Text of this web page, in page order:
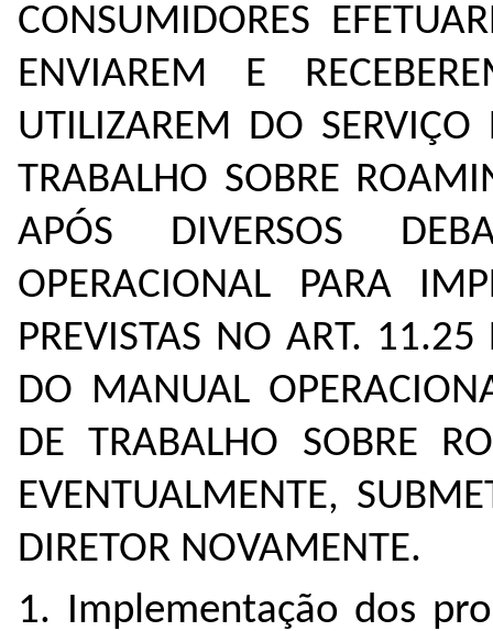
CONSUMIDORES
ENVIAREM E
UTILIZAREM DO
TRABALHO SOBRE
APÓS DIVERSOS
OPERACIONAL PARA
PREVISTAS NO ART.
DO MANUAL
DE TRABALHO SOBRE
EVENTUALMENTE,
DIRETOR NOVAMENTE.
1. Implementação dos